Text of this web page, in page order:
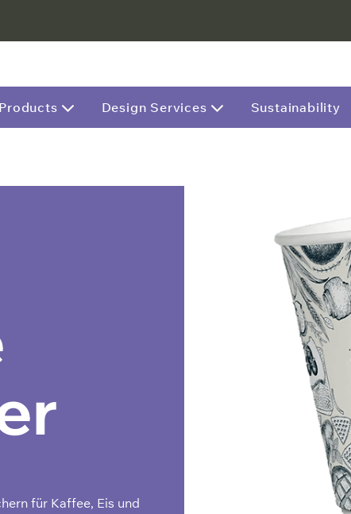
Products Design Services Sustainability
für Kaffee, Eis und